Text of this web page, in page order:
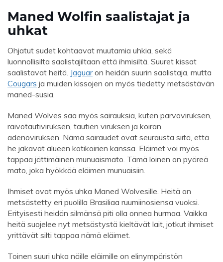
Maned Wolfin saalistajat ja
uhkat
Ohjatut sudet kohtaavat muutamia uhkia, sekä
luonnollisilta saalistajiltaan että ihmisiltä. Suuret kissat
saalistavat heitä. Jaguaron heidän suurin saalistaja, mutta
Cougars ja muiden kissojen on myös tiedetty metsästävän
maned-susia.
Maned Wolves saa myös sairauksia, kuten parvoviruksen,
raivotautiviruksen, tautien viruksen ja koiran
adenoviruksen. Nämä sairaudet ovat seurausta siitä, että
he jakavat alueen kotikoirien kanssa. Eläimet voi myös
tappaa jättimäinen munuaismato. Tämä loinen on pyöreä
mato, joka hyökkää eläimen munuaisiin.
Ihmiset ovat myös uhka Maned Wolvesille. Heitä on
metsästetty eri puolilla Brasiliaa ruumiinosiensa vuoksi.
Erityisesti heidän silmänsä piti olla onnea hurmaa. Vaikka
heitä suojelee nyt metsästystä kieltävät lait, jotkut ihmiset
yrittävät silti tappaa nämä eläimet.
Toinen suuri uhka näille eläimille on elinympäristön